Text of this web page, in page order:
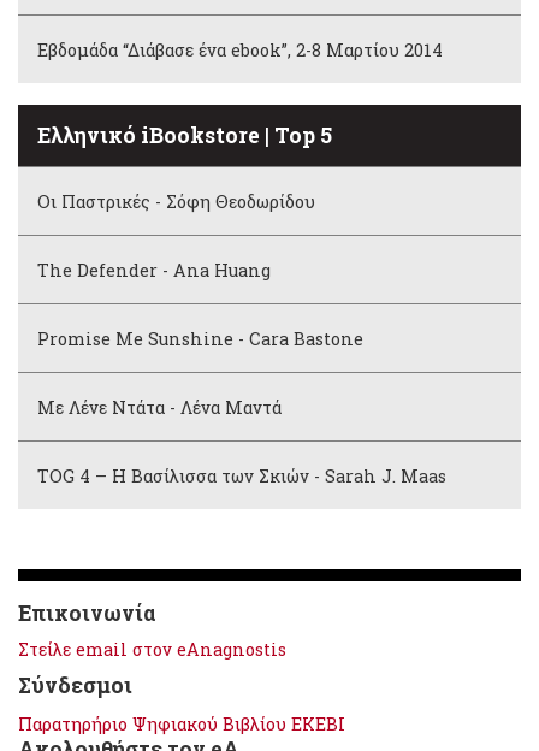
Εβδομάδα “Διάβασε ένα ebook”, 2-8 Μαρτίου 2014
Ελληνικό iBookstore | Top 5
Οι Παστρικές - Σόφη Θεοδωρίδου
The Defender - Ana Huang
Promise Me Sunshine - Cara Bastone
Με Λένε Ντάτα - Λένα Μαντά
TOG 4 – Η Βασίλισσα των Σκιών - Sarah J. Maas
Επικοινωνία
Στείλε email στον eAnagnostis
Σύνδεσμοι
Παρατηρήριο Ψηφιακού Βιβλίου ΕΚΕΒΙ